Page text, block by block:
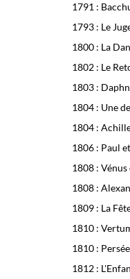
1791 :
1793 : Le
1800 : La
1802 : Le
1803 :
1804 : Une
1804 :
1806 : Paul
1808 :
1808 :
1809 : La
1810 :
1810 :
1812 :